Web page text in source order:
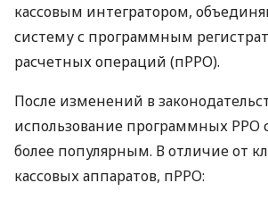
кассовым интегратором,
систему с программным
расчетных операций (пРРО).
После изменений в
использование программных РРО
более популярным. В отличие от
кассовых аппаратов, пРРО: